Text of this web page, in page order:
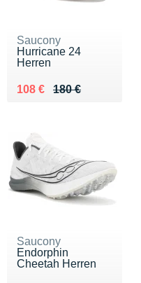
Saucony
Hurricane 24
Herren
180 €
Au lieu de 180 €
108 €
Vendu 108 €
Saucony
Endorphin
Cheetah Herren